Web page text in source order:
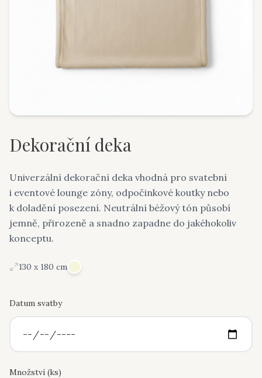
Dekorační deka
Univerzální dekorační deka vhodná pro svatební
i eventové lounge zóny, odpočinkové koutky nebo
k doladění posezení. Neutrální béžový tón působí
jemně, přirozeně a snadno zapadne do jakéhokoliv
konceptu.
130 x 180 cm
Datum svatby
Množství (ks)